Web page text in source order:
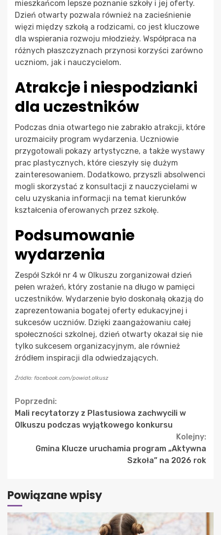
mieszkańcom lepsze poznanie szkoły i jej oferty.
Dzień otwarty pozwala również na zacieśnienie
więzi między szkołą a rodzicami, co jest kluczowe
dla wspierania rozwoju młodzieży. Współpraca na
różnych płaszczyznach przynosi korzyści zarówno
uczniom, jak i nauczycielom.
Atrakcje i niespodzianki
dla uczestników
Podczas dnia otwartego nie zabrakło atrakcji, które
urozmaiciły program wydarzenia. Uczniowie
przygotowali pokazy artystyczne, a także wystawy
prac plastycznych, które cieszyły się dużym
zainteresowaniem. Dodatkowo, przyszli absolwenci
mogli skorzystać z konsultacji z nauczycielami w
celu uzyskania informacji na temat kierunków
kształcenia oferowanych przez szkołę.
Podsumowanie
wydarzenia
Zespół Szkół nr 4 w Olkuszu zorganizował dzień
pełen wrażeń, który zostanie na długo w pamięci
uczestników. Wydarzenie było doskonałą okazją do
zaprezentowania bogatej oferty edukacyjnej i
sukcesów uczniów. Dzięki zaangażowaniu całej
społeczności szkolnej, dzień otwarty okazał się nie
tylko sukcesem organizacyjnym, ale również
źródłem inspiracji dla odwiedzających.
Źródło: facebook.com/powiat.olkusz
Continue
Reading
Poprzedni:
Mali recytatorzy z Plastusiowa zachwycili w
Olkuszu podczas wyjątkowego konkursu
Kolejny:
Gmina Klucze uruchamia program „Aktywna
Szkoła” na 2026 rok
Powiązane wpisy